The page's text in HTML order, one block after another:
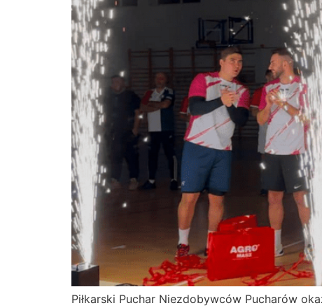
Piłkarski Puchar Niezdobywców Pucharów